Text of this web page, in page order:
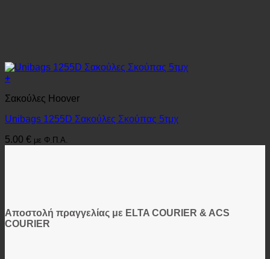
+
Σακούλες Hoover
Unibags 1255D Σακούλες Σκούπας 5τμχ
5.00 € με Φ.Π.Α.
Αποστολή πραγγελίας με ELTA COURIER & ACS
COURIER